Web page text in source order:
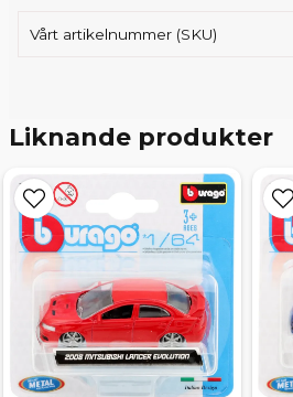
Vårt artikelnummer (SKU)
Liknande produkter